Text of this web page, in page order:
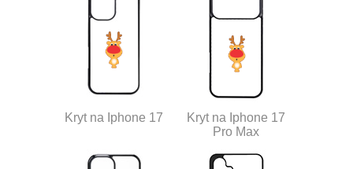
Kryt na Iphone 17
Kryt na Iphone 17
Pro Max